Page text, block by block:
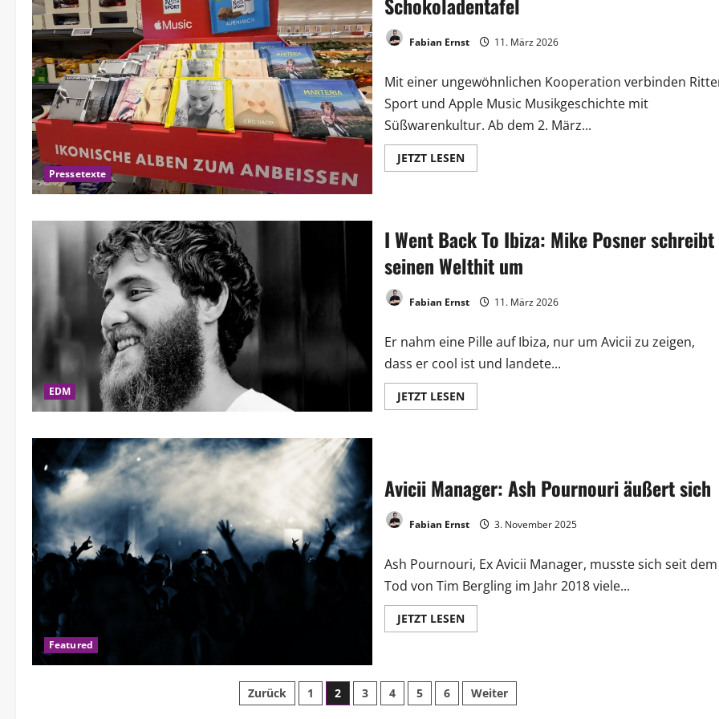
Pressetexte
Fabian Ernst 11. März 2026
Mit einer ungewöhnlichen Kooperation verbinden
Sport und Apple Music Musikgeschichte mit
Süßwarenkultur. Ab dem 2. März...
JETZT LESEN
EDM
I Went Back To Ibiza: Mike Posner schreibt
seinen Welthit um
Fabian Ernst 11. März 2026
Er nahm eine Pille auf Ibiza, nur um Avicii zu zeigen,
dass er cool ist und landete...
JETZT LESEN
Featured
Avicii Manager: Ash Pournouri äußert sich
Fabian Ernst 3. November 2025
Ash Pournouri, Ex Avicii Manager, musste sich seit dem
Tod von Tim Bergling im Jahr 2018 viele...
JETZT LESEN
Zurück 1 2 3 4 5 6 Weiter